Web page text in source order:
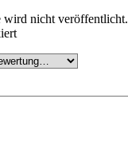
wird nicht veröffentlicht.